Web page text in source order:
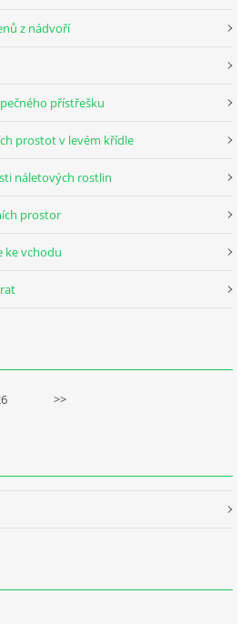
z nádvoří
přístřešku
prostot v levém křídle
náletových rostlin
prostor
ke vchodu
>>